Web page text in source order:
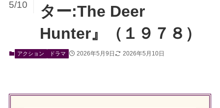
ター:The Deer
Hunter』（１９７８）
5/10
アクション ドラマ 2026年5月9日 2026年5月10日